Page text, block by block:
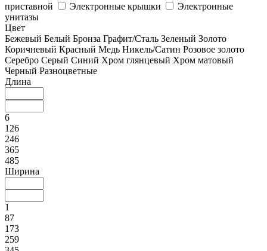
приставной
Электронные крышки
Электронные
унитазы
Цвет
Бежевый Белый Бронза Графит/Сталь Зеленый Золото
Коричневый Красный Медь Никель/Сатин Розовое золото
Серебро Серый Синий Хром глянцевый Хром матовый
Черный Разноцветные
Длина
6
126
246
365
485
Ширина
1
87
173
259